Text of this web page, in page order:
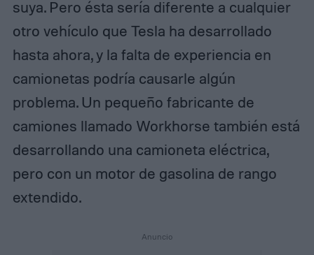
suya. Pero ésta sería diferente a cualquier
otro vehículo que Tesla ha desarrollado
hasta ahora, y la falta de experiencia en
camionetas podría causarle algún
problema. Un pequeño fabricante de
camiones llamado Workhorse también está
desarrollando una camioneta eléctrica,
pero con un motor de gasolina de rango
extendido.